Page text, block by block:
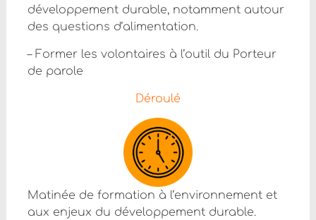
développement durable, notamment autour
des questions d’alimentation.
– Former les volontaires à l’outil du Porteur
de parole
Déroulé
Matinée de formation à l’environnement et
aux enjeux du développement durable.